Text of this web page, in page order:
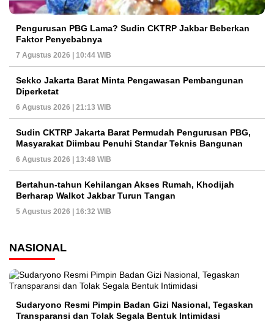
Pengurusan PBG Lama? Sudin CKTRP Jakbar Beberkan
Faktor Penyebabnya
7 Agustus 2026 | 10:44 WIB
Sekko Jakarta Barat Minta Pengawasan Pembangunan
Diperketat
6 Agustus 2026 | 21:13 WIB
Sudin CKTRP Jakarta Barat Permudah Pengurusan PBG,
Masyarakat Diimbau Penuhi Standar Teknis Bangunan
6 Agustus 2026 | 13:48 WIB
Bertahun-tahun Kehilangan Akses Rumah, Khodijah
Berharap Walkot Jakbar Turun Tangan
5 Agustus 2026 | 16:32 WIB
NASIONAL
Sudaryono Resmi Pimpin Badan Gizi Nasional, Tegaskan
Transparansi dan Tolak Segala Bentuk Intimidasi